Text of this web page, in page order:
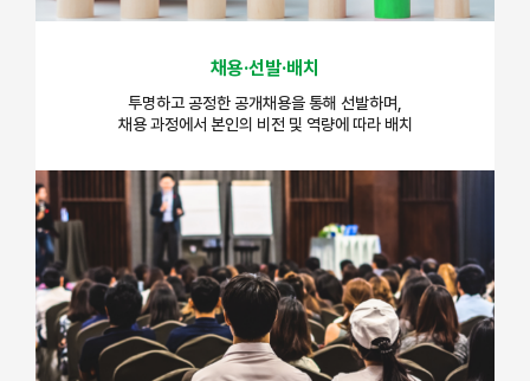
채용·선발·배치
투명하고 공정한 공개채용을 통해 선발하며,
채용 과정에서 본인의 비전 및 역량에 따라 배치